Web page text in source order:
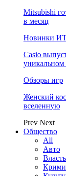
Mitsubishi
в месяц
Новинки
Casio
Обзоры игр
Женский
вселенную
Prev Next
Общество
All
Авто
Власть